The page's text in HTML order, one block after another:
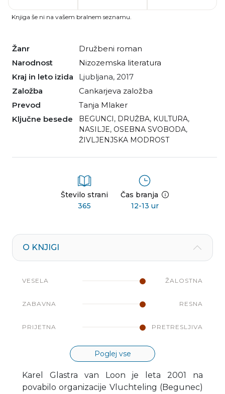
Žanr
družbeni roman
Narodnost
nizozemska literatura
Kraj in leto izida
Ljubljana, 2017
Založba
Cankarjeva založba
Prevod
Tanja Mlaker
Ključne besede
BEGUNCI, DRUŽBA, KULTURA,
NASILJE, OSEBNA SVOBODA,
ŽIVLJENJSKA MODROST
Število strani
365
Čas branja
12-13 ur
Knjiga še ni na vašem bralnem seznamu.
O KNJIGI
VESELA ŽALOSTNA
ZABAVNA RESNA
PRIJETNA PRETRESLJIVA
Poglej vse
Karel Glastra van Loon je leta 2001 na
povabilo organizacije Vluchteling (Begunec)